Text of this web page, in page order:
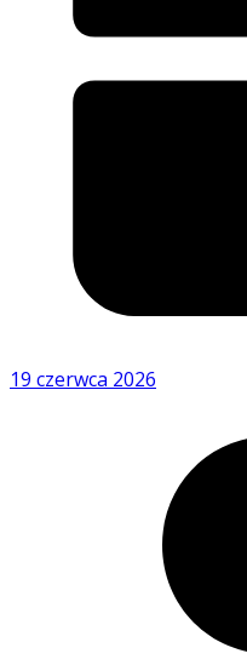
19 czerwca 2026